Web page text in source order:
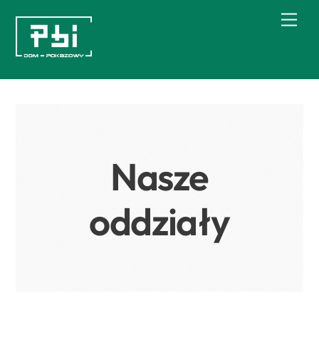
content
Nasze
oddziały